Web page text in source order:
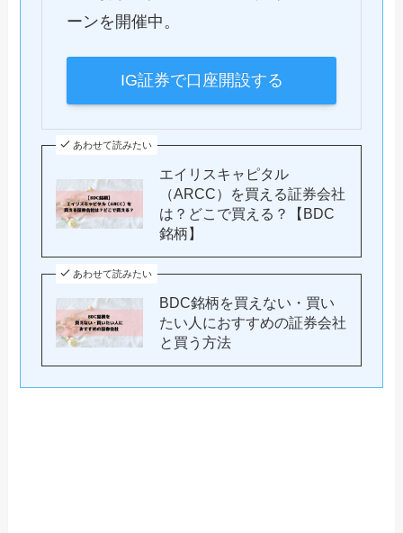
ーンを開催中。
IG証券で口座開設する
あわせて読みたい
エイリスキャピタル
（ARCC）を買える証券会社
は？どこで買える？【BDC
銘柄】
あわせて読みたい
BDC銘柄を買えない・買い
たい人におすすめの証券会社
と買う方法